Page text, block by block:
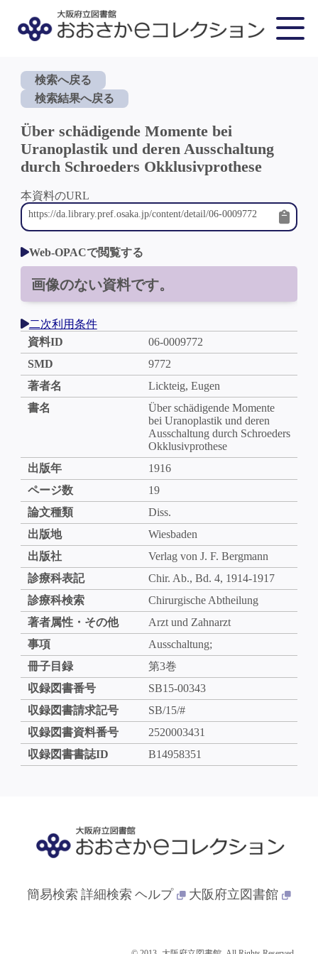
検索へ戻る
検索結果へ戻る
Über schädigende Momente bei
Uranoplastik und deren Ausschaltung
durch Schroeders Okklusivprothese
本資料のURL
Web-OPACで閲覧する
画像のない資料です。
二次利用条件
資料ID
06-0009772
SMD
9772
著者名
Lickteig, Eugen
書名
Über schädigende Momente
bei Uranoplastik und deren
Ausschaltung durch Schroeders
Okklusivprothese
出版年
1916
ページ数
19
論文種類
Diss.
出版地
Wiesbaden
出版社
Verlag von J. F. Bergmann
診療科表記
Chir. Ab., Bd. 4, 1914-1917
診療科検索
Chirurgische Abtheilung
著者属性・その他
Arzt und Zahnarzt
事項
Ausschaltung;
冊子目録
第3巻
収録図書番号
SB15-00343
収録図書請求記号
SB/15/#
収録図書資料番号
2520003431
収録図書書誌ID
B14958351
簡易検索 詳細検索 ヘルプ 大阪府立図書館